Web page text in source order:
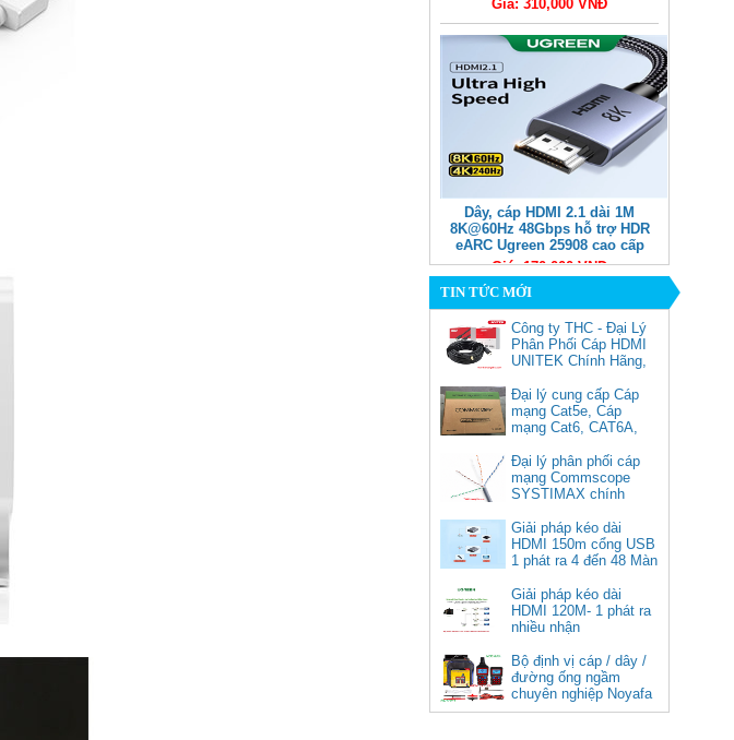
Giá: 310,000 VNĐ
Dây, cáp HDMI 2.1 dài 1M
8K@60Hz 48Gbps hỗ trợ HDR
eARC Ugreen 25908 cao cấp
Giá: 170,000 VNĐ
Cáp chuyển USB Type-C sang
Displayport 1.4 độ phân giải
cao cấp
Giá: 350,000 VNĐ
TIN TỨC MỚI
Công ty THC - Đại Lý
Phân Phối Cáp HDMI
UNITEK Chính Hãng,
Đại lý cung cấp Cáp
mạng Cat5e, Cáp
mạng Cat6, CAT6A,
Commscope
Đại lý phân phối cáp
mạng Commscope
SYSTIMAX chính
Giải pháp kéo dài
HDMI 150m cổng USB
1 phát ra 4 đến 48 Màn
Giải pháp kéo dài
HDMI 120M- 1 phát ra
nhiều nhận
Bộ định vị cáp / dây /
đường ống ngầm
chuyên nghiệp Noyafa
NF-826